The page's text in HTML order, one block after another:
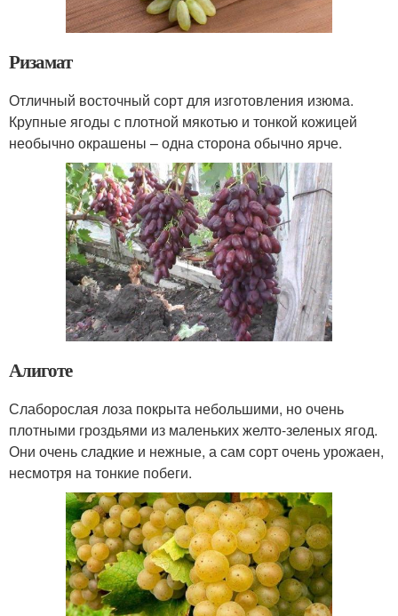
Ризамат
Отличный восточный сорт для изготовления изюма.
Крупные ягоды с плотной мякотью и тонкой кожицей
необычно окрашены – одна сторона обычно ярче.
Алиготе
Слаборослая лоза покрыта небольшими, но очень
плотными гроздьями из маленьких желто-зеленых ягод.
Они очень сладкие и нежные, а сам сорт очень урожаен,
несмотря на тонкие побеги.